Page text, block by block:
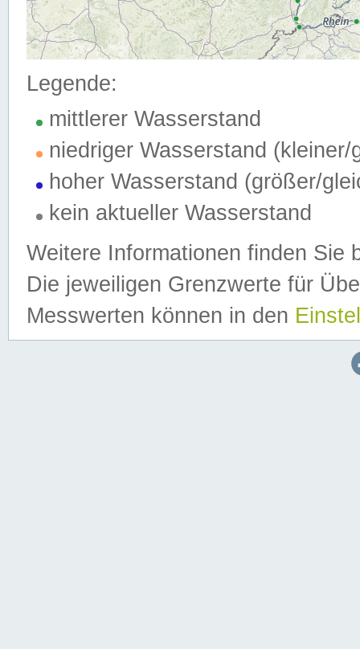
Legende:
mittlerer Wasserstand
niedriger Wasserstand (kleiner/
hoher Wasserstand (größer/
kein aktueller Wasserstand
Weitere Informationen finden Sie
Die jeweiligen Grenzwerte für
Messwerten können in den